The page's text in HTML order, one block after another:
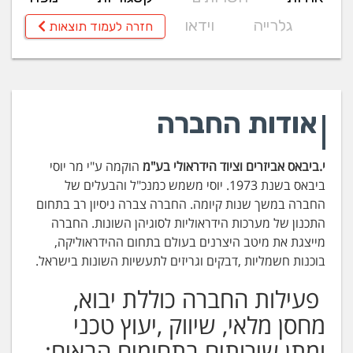
גלרייה
וידאו חזרה לעמוד תוצאות
אודות החברה
י.ביבאס אביזרים וציוד הידראולי בע"מ הוקמה ע"י מר יוסי
ביבאס בשנת 1973. יוסי משמש כמנכ"ל והבעלים של
החברה במשך שנות קיומה. החברה צברה ניסיון רב בתחום
התכנון של מערכות הידראוליות לסוגיהן השונות. החברה
מייצגת את מיטב היצרנים בעולם בתחום ההידראוליקה,
בוכנות חשמליות ,דבקים וגריזים לתעשיות השונות בישראל.
פעילות החברה כוללת יבוא,
מחסן מלאי, שיווק ,יעוץ טכני